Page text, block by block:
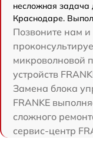
несложная задача
Краснодаре.
Позвоните нам
микроволновой
устройств
Замена блока
FRANKE
сложного
сервис-центр